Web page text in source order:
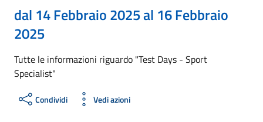
dal 14 Febbraio 2025 al 16 Febbraio
2025
Tutte le informazioni riguardo "Test Days - Sport
Specialist"
Condividi Vedi azioni